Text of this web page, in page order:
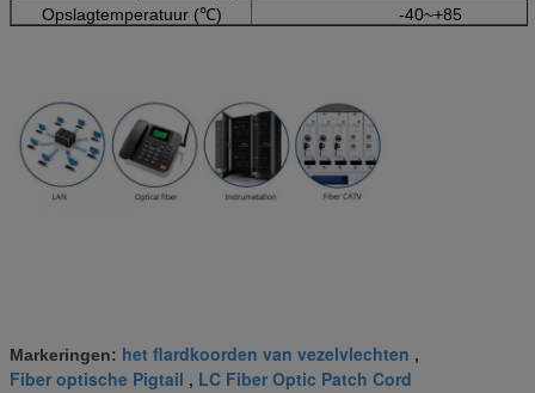
Opslagtemperatuur (℃)
-40~+85
Markeringen: het flardkoorden van vezelvlechten ,
Fiber optische Pigtail , LC Fiber Optic Patch Cord